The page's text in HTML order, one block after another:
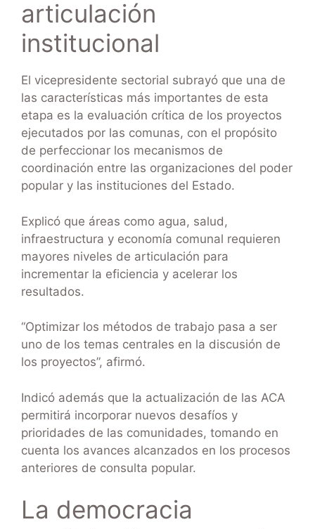
articulación
institucional
El vicepresidente sectorial subrayó que una de
las características más importantes de esta
etapa es la evaluación crítica de los proyectos
ejecutados por las comunas, con el propósito
de perfeccionar los mecanismos de
coordinación entre las organizaciones del poder
popular y las instituciones del Estado.
Explicó que áreas como agua, salud,
infraestructura y economía comunal requieren
mayores niveles de articulación para
incrementar la eficiencia y acelerar los
resultados.
“Optimizar los métodos de trabajo pasa a ser
uno de los temas centrales en la discusión de
los proyectos”, afirmó.
Indicó además que la actualización de las ACA
permitirá incorporar nuevos desafíos y
prioridades de las comunidades, tomando en
cuenta los avances alcanzados en los procesos
anteriores de consulta popular.
La democracia